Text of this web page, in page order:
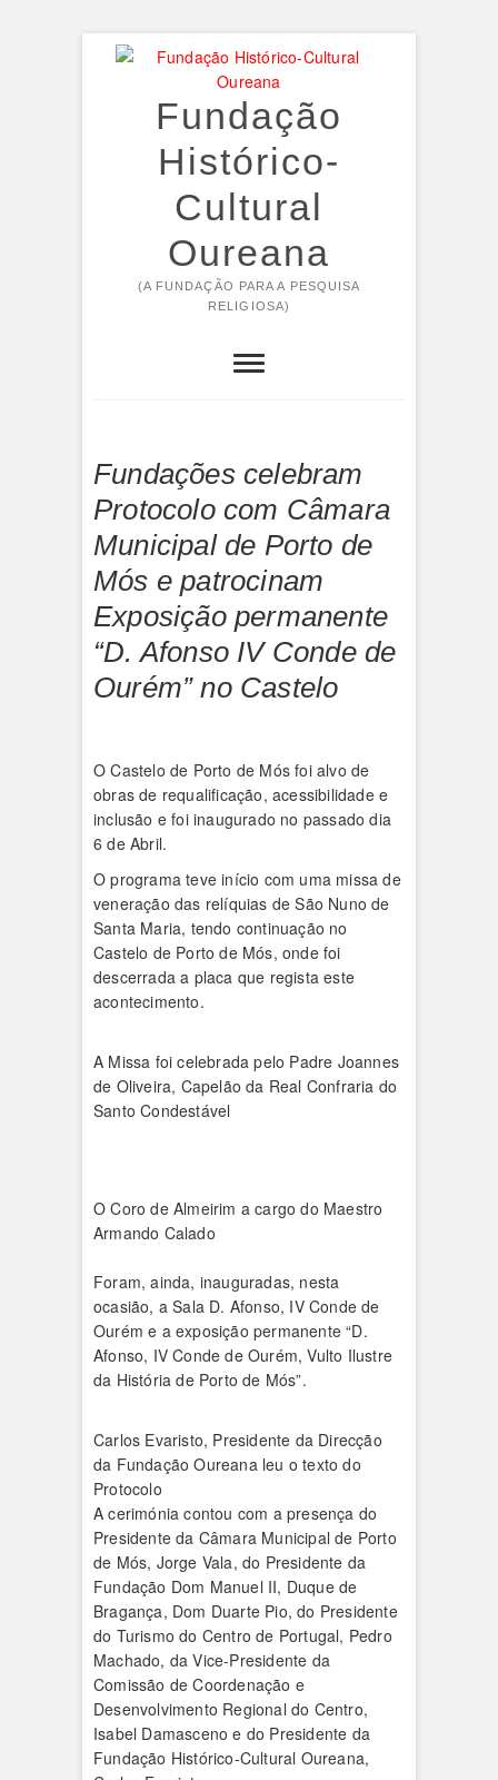
Fundação
Histórico-
Cultural
Oureana
(A FUNDAÇÃO PARA A PESQUISA
RELIGIOSA)
Fundações celebram
Protocolo com Câmara
Municipal de Porto de
Mós e patrocinam
Exposição permanente
“D. Afonso IV Conde de
Ourém” no Castelo
O Castelo de Porto de Mós foi alvo de
obras de requalificação, acessibilidade e
inclusão e foi inaugurado no passado dia
6 de Abril.
O programa teve início com uma missa de
veneração das relíquias de São Nuno de
Santa Maria, tendo continuação no
Castelo de Porto de Mós, onde foi
descerrada a placa que regista este
acontecimento.
A Missa foi celebrada pelo Padre Joannes
de Oliveira, Capelão da Real Confraria do
Santo Condestável
O Coro de Almeirim a cargo do Maestro
Armando Calado
Foram, ainda, inauguradas, nesta
ocasião, a Sala D. Afonso, IV Conde de
Ourém e a exposição permanente “D.
Afonso, IV Conde de Ourém, Vulto Ilustre
da História de Porto de Mós”.
Carlos Evaristo, Presidente da Direcção
da Fundação Oureana leu o texto do
Protocolo
A cerimónia contou com a presença do
Presidente da Câmara Municipal de Porto
de Mós, Jorge Vala, do Presidente da
Fundação Dom Manuel II, Duque de
Bragança, Dom Duarte Pio, do Presidente
do Turismo do Centro de Portugal, Pedro
Machado, da Vice-Presidente da
Comissão de Coordenação e
Desenvolvimento Regional do Centro,
Isabel Damasceno e do Presidente da
Fundação Histórico-Cultural Oureana,